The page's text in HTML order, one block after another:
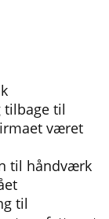
til
været
til håndværk
til